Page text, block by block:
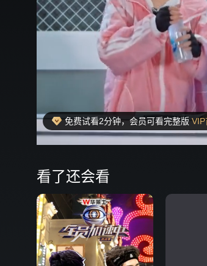
免费试看2分钟，会员可看完整版
看了还会看